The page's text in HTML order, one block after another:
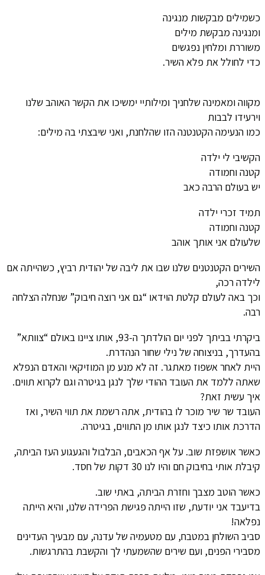
כשמילים מבקשות מנגינה
ומנגינה מבקשת מילים
משוררת ומלחין נפגשים
כדי לחולל את פלא השיר.
מקווה ומאמינה שלחניך ומילותיי ימשיכו את הקשר האוהב שלנו
וירעידו לבבות
כמו הנעימה הקטנטנה הזו שהלחנת, ואני שיבצתי בה מילים:
הקשיבי לי ילדה
קטנה וחמודה
יש בעולם הרבה כאב
תמיד זכרי ילדה
קטנה וחמודה
שלעולם אני אותך אוהב
השירים הקטנטנים שלנו שבו את ליבה של יהודית רביץ, כשהייתה אם
לילדה רכה,
וכך באה לעולם קלטת הוידאו “גם אני רוצה חיבוק” שנחלה הצלחה
רבה.
ביקרתי בביתך לפני יום הולדתך ה-93, אותו ציינו באולם “צוותא”
בהעדרך, בניצוחה של נילי שחור הנהדרת.
היית לאחר אשפוז מאתגר. זה לא מנע מן המוזיקאי והאדם הנפלא
שאתה ללמד את העובד ההודי שלך לנגן בגיטרה וגם לקרוא תווים.
איך עשית זאת?
העובד שר שיר מוכר לו בהודית, אתה רשמת את תווי השיר, ואז
הדרכת אותו כיצד לנגן אותו מן התווים, בגיטרה.
כאשר אושפזת שוב. על אף הכאבים, הבלבול והגעגוע העז הביתה,
קיבלת אותי בחיבוק חם והיו לנו 30 דקות של חסד.
כאשר הוטב מצבך וחזרת הביתה, באתי שוב.
בדיעבד אני יודעת, שזו הייתה פגישת הפרידה שלנו, והיא הייתה
נפלאה!
סביב השולחן במטבח, עם מטעמיה של עדנה, עם מבעיך העדינים
מסבירי הפנים, ועם שירים שהשמעתי לך והקשבת בהתרגשות.